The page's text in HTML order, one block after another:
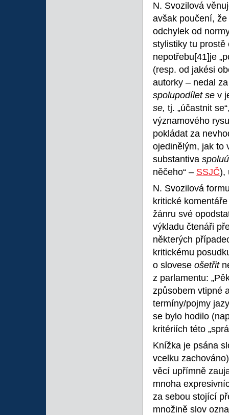
N. Svozilová
avšak poučení,
odchylek od
stylistiky tu prostě
nepotřebu[41]je
(resp. od jakési
autorky – nedal
spolupodílet se v
se, tj. „účastnit
významového
pokládat za
ojedinělým, jak to
substantiva
něčeho“ – SSJČ),
N. Svozilová
kritické
žánru své
výkladu čtenáři
některých
kritickému
o slovese ošetřit
z parlamentu:
způsobem vtipné
termíny/pojmy
se bylo hodilo
kritériích této
Knížka je psána
vcelku
věcí upřímně
mnoha
za sebou stojící
množině slov